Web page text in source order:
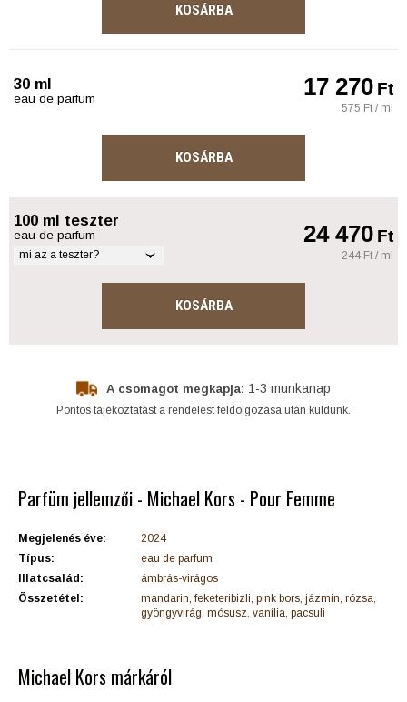
KOSÁRBA
30 ml
eau de parfum 17 270Ft
575 Ft / ml
KOSÁRBA
100 ml teszter
eau de parfum
mi az a teszter?
24 470Ft
244 Ft / ml
KOSÁRBA
A csomagot megkapja: 1-3 munkanap
Pontos tájékoztatást a rendelést feldolgozása után küldünk.
Parfüm jellemzői - Michael Kors - Pour Femme
Megjelenés éve:
2024
Típus:
eau de parfum
Illatcsalád:
ámbrás-virágos
Összetétel:
mandarin, feketeribizli, pink bors, jázmin, rózsa,
gyöngyvirág, mósusz, vanília, pacsuli
Michael Kors márkáról